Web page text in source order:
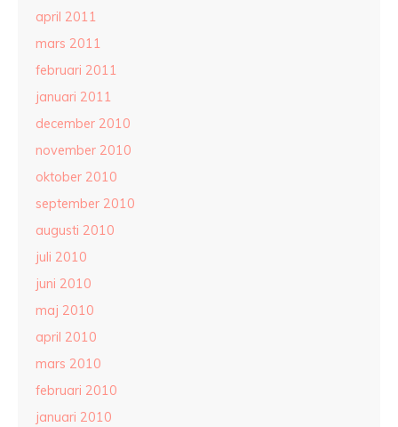
april 2011
mars 2011
februari 2011
januari 2011
december 2010
november 2010
oktober 2010
september 2010
augusti 2010
juli 2010
juni 2010
maj 2010
april 2010
mars 2010
februari 2010
januari 2010